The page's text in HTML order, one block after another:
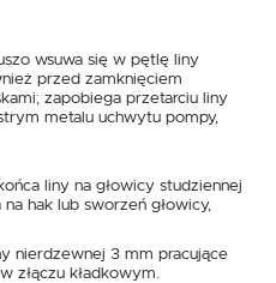
wsuwa się w pętlę liny
przed zamknięciem
zapobiega przetarciu liny
metalu uchwytu pompy,
liny na głowicy studziennej
hak lub sworzeń głowicy,
nierdzewnej 3 mm pracujące
złączu kładkowym.